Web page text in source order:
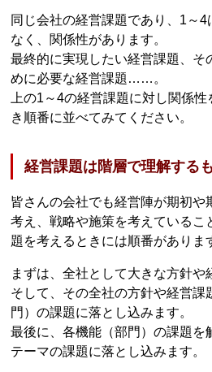
同じ会社の経営課題であり、1～
なく、関係性があります。
最終的に実現したい経営課題、そ
めに必要な経営課題……。
上の1～4の経営課題に対し関係
き順番に並べてみてください。
経営課題は階層で理解する
皆さんの会社でも経営陣が期初や
考え、戦略や施策を考えているこ
題を考えるときには順番がありま
まずは、全社として大きな方針や
そして、その全社の方針や経営課
門）の課題に落とし込みます。
最後に、各機能（部門）の課題を
テーマの課題に落とし込みます。